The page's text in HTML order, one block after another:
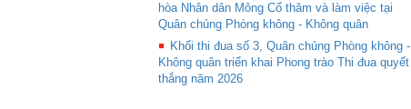
hòa Nhân dân Mông Cổ thăm và làm việc tại
Quân chủng Phòng không - Không quân
Khối thi đua số 3, Quân chủng Phòng không -
Không quân triển khai Phong trào Thi đua quyết
thắng năm 2026